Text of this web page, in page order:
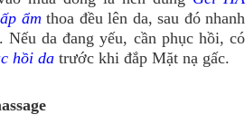
ẩm thoa đều lên da, sau đó nhanh
Nếu da đang yếu, cần phục hồi, có
hồi da trước khi đắp Mặt nạ gấc.